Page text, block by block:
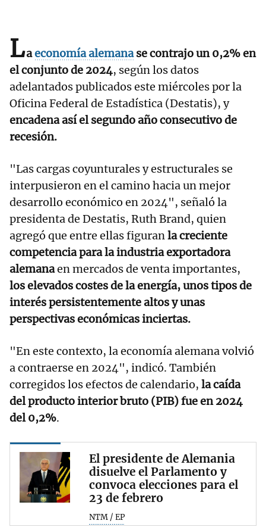
Laeconomía alemanase contrajo un 0,2% en
el conjunto de 2024, según los datos
adelantados publicados este miércoles por la
Oficina Federal de Estadística (Destatis), y
encadena así el segundo año consecutivo de
recesión.
"Las cargas coyunturales y estructurales se
interpusieron en el camino hacia un mejor
desarrollo económico en 2024", señaló la
presidenta de Destatis, Ruth Brand, quien
agregó que entre ellas figuranla creciente
competencia para la industria exportadora
alemanaen mercados de venta importantes,
los elevados costes de la energía, unos tipos de
interés persistentemente altos y unas
perspectivas económicas inciertas.
"En este contexto, la economía alemana volvió
a contraerse en 2024", indicó. También
corregidos los efectos de calendario, la caída
del producto interior bruto (PIB) fue en 2024
del 0,2%.
El presidente de Alemania
disuelve el Parlamento y
convoca elecciones para el
23 de febrero
NTM / EP